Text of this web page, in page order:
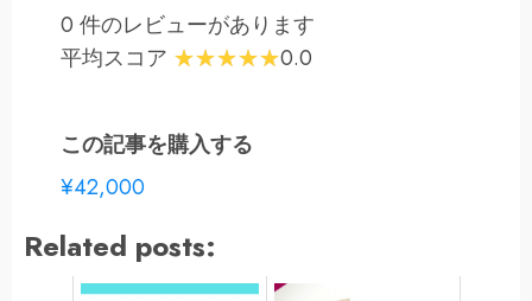
0 件のレビューがあります
平均スコア
0.0
この記事を購入する
¥42,000
Related posts: